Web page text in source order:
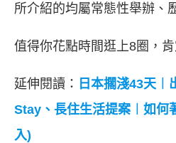
所介紹的均屬常態性舉辦、
值得你花點時間逛上8圈，肯
延伸閱讀： 日本擱淺43天
Stay、長住生活提案︱如何
入)